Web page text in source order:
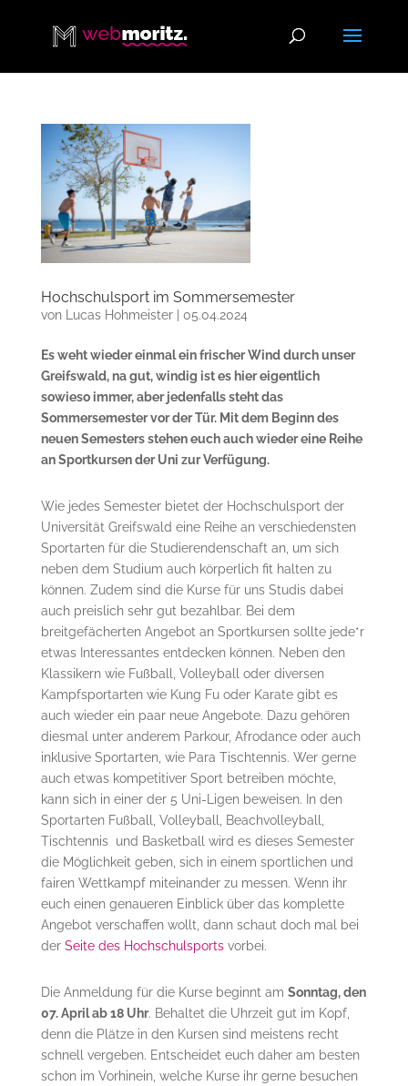
Hochschulsport im Sommersemester
von Lucas Hohmeister| 05.04.2024
Es weht wieder einmal ein frischer Wind durch unser
Greifswald, na gut, windig ist es hier eigentlich
sowieso immer, aber jedenfalls steht das
Sommersemester vor der Tür. Mit dem Beginn des
neuen Semesters stehen euch auch wieder eine Reihe
an Sportkursen der Uni zur Verfügung.
Wie jedes Semester bietet der Hochschulsport der
Universität Greifswald eine Reihe an verschiedensten
Sportarten für die Studierendenschaft an, um sich
neben dem Studium auch körperlich fit halten zu
können. Zudem sind die Kurse für uns Studis dabei
auch preislich sehr gut bezahlbar. Bei dem
breitgefächerten Angebot an Sportkursen sollte jede*r
etwas Interessantes entdecken können. Neben den
Klassikern wie Fußball, Volleyball oder diversen
Kampfsportarten wie Kung Fu oder Karate gibt es
auch wieder ein paar neue Angebote. Dazu gehören
diesmal unter anderem Parkour, Afrodance oder auch
inklusive Sportarten, wie Para Tischtennis. Wer gerne
auch etwas kompetitiver Sport betreiben möchte,
kann sich in einer der 5 Uni-Ligen beweisen. In den
Sportarten Fußball, Volleyball, Beachvolleyball,
Tischtennis und Basketball wird es dieses Semester
die Möglichkeit geben, sich in einem sportlichen und
fairen Wettkampf miteinander zu messen. Wenn ihr
euch einen genaueren Einblick über das komplette
Angebot verschaffen wollt, dann schaut doch mal bei
der Seite des Hochschulsports vorbei.
Die Anmeldung für die Kurse beginnt am Sonntag, den
07. April ab 18 Uhr. Behaltet die Uhrzeit gut im Kopf,
denn die Plätze in den Kursen sind meistens recht
schnell vergeben. Entscheidet euch daher am besten
schon im Vorhinein, welche Kurse ihr gerne besuchen